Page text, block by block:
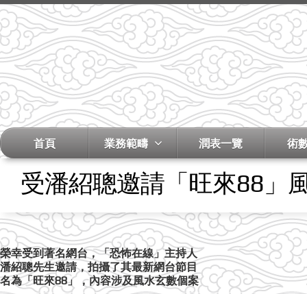
首頁 業務範疇 潤表一覽 術
受潘紹聰邀請「旺來88」
榮幸受到著名網台，「恐怖在線」主持人
潘紹聰先生邀請，拍攝了其最新網台節目
名為「旺來88」，內容涉及風水玄數個案